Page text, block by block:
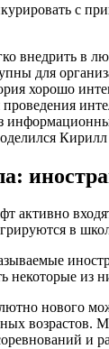
с
внедрить в
для
хорошо
проведения
активно
в
некоторые из
нового
и